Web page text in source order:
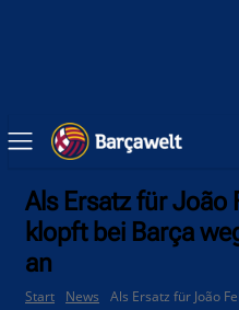
Als Ersatz für João
klopft bei Barça
an
Start News
Als Ersatz für João